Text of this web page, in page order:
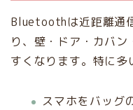
Bluetoothは近距離通
り、壁・ドア・カバ
すくなります。特に多
スマホをバッグ